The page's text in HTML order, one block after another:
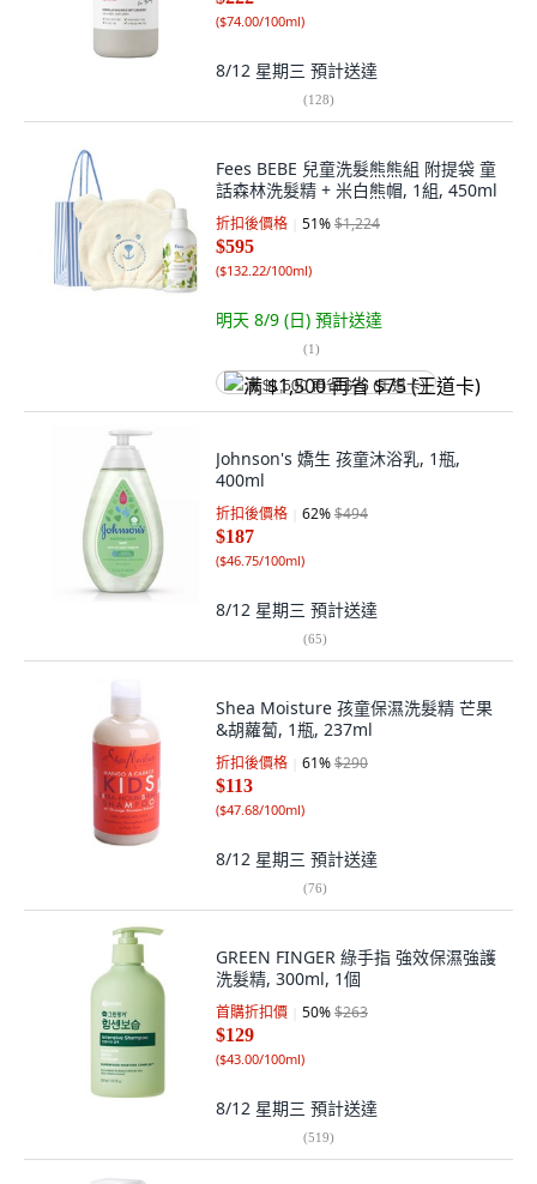
($74.00/100ml)
8/12 星期三 預計送達
(128)
Fees BEBE 兒童洗髮熊熊組 附提袋 童
話森林洗髮精 + 米白熊帽, 1組, 450ml
折扣後價格 51%$1,224
$595
($132.22/100ml)
明天 8/9 (日) 預計送達
(1)
满 $1,500 再省 $75 (王道卡)
Johnson's 嬌生 孩童沐浴乳, 1瓶,
400ml
折扣後價格 62%$494
$187
($46.75/100ml)
8/12 星期三 預計送達
(65)
Shea Moisture 孩童保濕洗髮精 芒果
&胡蘿蔔, 1瓶, 237ml
折扣後價格 61%$290
$113
($47.68/100ml)
8/12 星期三 預計送達
(76)
GREEN FINGER 綠手指 強效保濕強護
洗髮精, 300ml, 1個
首購折扣價 50%$263
$129
($43.00/100ml)
8/12 星期三 預計送達
(519)